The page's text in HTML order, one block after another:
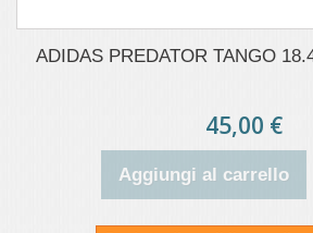
ADIDAS PREDATOR TANGO
45,00 €
Aggiungi al carrello